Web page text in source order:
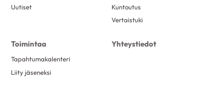
Uutiset
Kuntoutus
Vertaistuki
Toimintaa
Tapahtumakalenteri
Liity jäseneksi
Yhteystiedot